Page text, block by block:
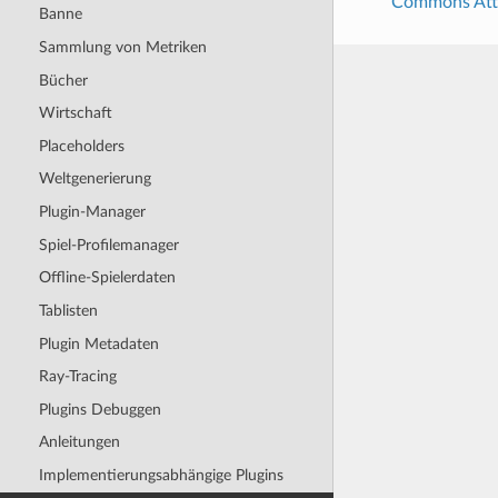
Banne
Sammlung von Metriken
Bücher
Wirtschaft
Placeholders
Weltgenerierung
Plugin-Manager
Spiel-Profilemanager
Offline-Spielerdaten
Tablisten
Plugin Metadaten
Ray-Tracing
Plugins Debuggen
Anleitungen
Implementierungsabhängige Plugins